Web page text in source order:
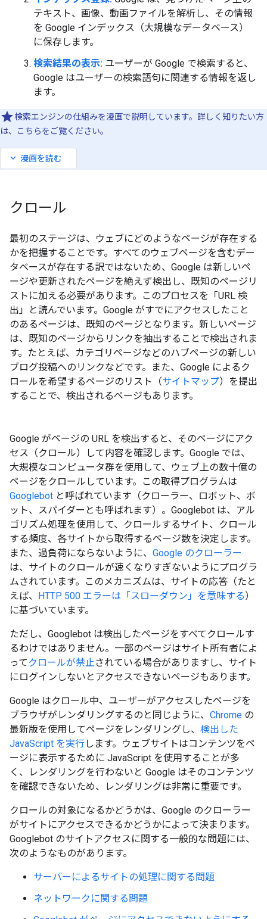
テキスト、画像、動画ファイルを解析し、その情報
を Google インデックス（大規模なデータベース）
に保存します。
検索結果の表示: ユーザーが Google で検索すると、
Google はユーザーの検索語句に関連する情報を返し
ます。
検索エンジンの仕組みを漫画で説明しています。詳しく知りたい方
は、こちらをご覧ください。
expand_more 漫画を読む
クロール
最初のステージは、ウェブにどのようなページが存在する
かを把握することです。すべてのウェブページを含むデー
タベースが存在する訳ではないため、Google は新しいペ
ージや更新されたページを絶えず検出し、既知のページリ
ストに加える必要があります。このプロセスを「URL 検
出」と読んでいます。Google がすでにアクセスしたこと
のあるページは、既知のページとなります。新しいページ
は、既知のページからリンクを抽出することで検出されま
す。たとえば、カテゴリページなどのハブページの新しい
ブログ投稿へのリンクなどです。また、Google によるク
ロールを希望するページのリスト（サイトマップ）を提出
することで、検出されるページもあります。
Google がページの URL を検出すると、そのページにアク
セス（クロール）して内容を確認します。Google では、
大規模なコンピュータ群を使用して、ウェブ上の数十億の
ページをクロールしています。この取得プログラムは
Googlebot と呼ばれています（クローラー、ロボット、ボ
ット、スパイダーとも呼ばれます）。Googlebot は、アル
ゴリズム処理を使用して、クロールするサイト、クロール
する頻度、各サイトから取得するページ数を決定します。
また、過負荷にならないように、 Google のクローラー
は、サイトのクロールが速くなりすぎないようにプログラ
ムされています。このメカニズムは、サイトの応答（たと
えば、 HTTP 500 エラーは「スローダウン」を意味する）
に基づいています。
ただし、Googlebot は検出したページをすべてクロールす
るわけではありません。一部のページはサイト所有者によ
ってクロールが禁止されている場合がありますし、サイト
にログインしないとアクセスできないページもあります。
Google はクロール中、ユーザーがアクセスしたページを
ブラウザがレンダリングするのと同じように、 Chrome の
最新版を使用してページをレンダリングし、 検出した
JavaScript を実行します。ウェブサイトはコンテンツをペ
ージに表示するために JavaScript を使用することが多
く、レンダリングを行わないと Google はそのコンテンツ
を確認できないため、レンダリングは非常に重要です。
クロールの対象になるかどうかは、Google のクローラー
がサイトにアクセスできるかどうかによって決まります。
Googlebot のサイトアクセスに関する一般的な問題には、
次のようなものがあります。
サーバーによるサイトの処理に関する問題
ネットワークに関する問題